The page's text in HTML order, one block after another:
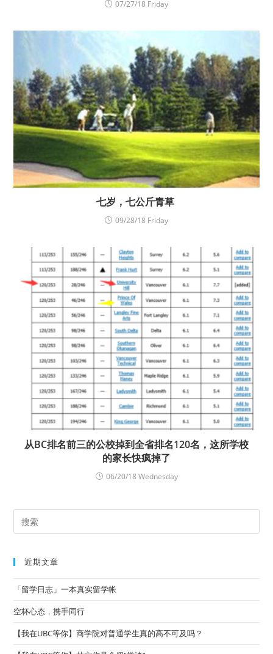
07/27/18 Friday
七岁，七公斤青草
09/28/18 Friday
从BC排名前三的公校掉到全省排名120名，这所学校
的家长快疯掉了
06/20/18 Wednesday
近期文章
「留学日志」一本真实留学帐
空杯心态，携手同行
【我在UBC等你】商学院对普通学生真的高不可及吗？